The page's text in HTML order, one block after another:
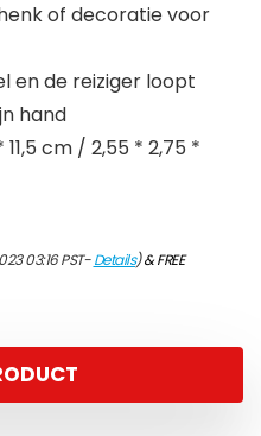
of decoratie voor
en de reiziger loopt
hand
cm / 2,55 * 2,75 *
03:16 PST-Details)&FREE